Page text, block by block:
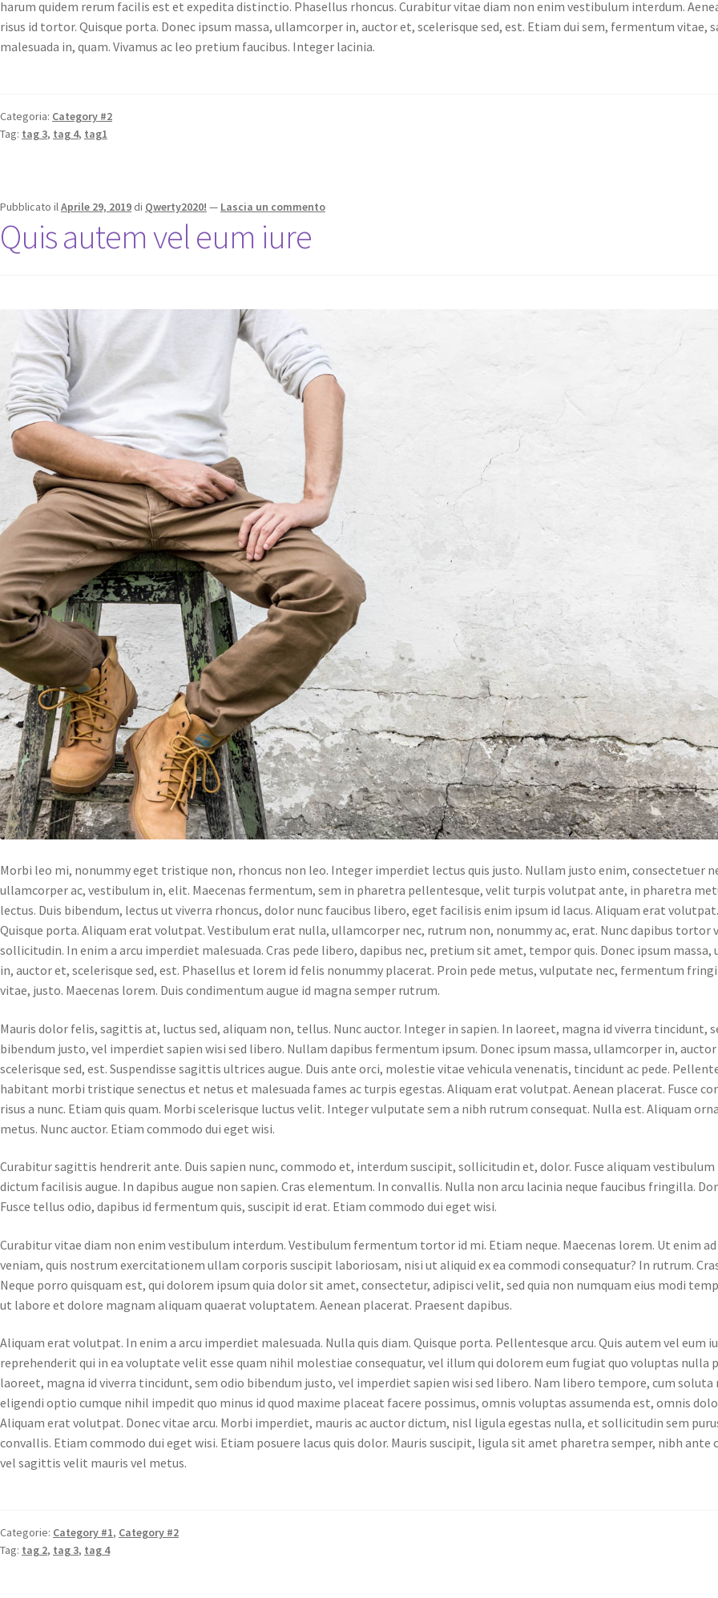
harum quidem rerum facilis est et expedita distinctio. Phasellus rhoncus. Curabitur vitae diam non enim vestibulum interdum.
risus id tortor. Quisque porta. Donec ipsum massa, ullamcorper in, auctor et, scelerisque sed, est. Etiam dui sem, fermentum vitae,
malesuada in, quam. Vivamus ac leo pretium faucibus. Integer lacinia.
Categoria: Category #2
Tag: tag 3, tag 4, tag1
Pubblicato ilAprile 29, 2019 di Qwerty2020! — Lascia un commento
Quis autem vel eum iure
Morbi leo mi, nonummy eget tristique non, rhoncus non leo. Integer imperdiet lectus quis justo. Nullam justo enim, consectetuer
ullamcorper ac, vestibulum in, elit. Maecenas fermentum, sem in pharetra pellentesque, velit turpis volutpat ante, in pharetra
lectus. Duis bibendum, lectus ut viverra rhoncus, dolor nunc faucibus libero, eget facilisis enim ipsum id lacus. Aliquam erat
Quisque porta. Aliquam erat volutpat. Vestibulum erat nulla, ullamcorper nec, rutrum non, nonummy ac, erat. Nunc dapibus tortor
sollicitudin. In enim a arcu imperdiet malesuada. Cras pede libero, dapibus nec, pretium sit amet, tempor quis. Donec ipsum
in, auctor et, scelerisque sed, est. Phasellus et lorem id felis nonummy placerat. Proin pede metus, vulputate nec, fermentum
vitae, justo. Maecenas lorem. Duis condimentum augue id magna semper rutrum.
Mauris dolor felis, sagittis at, luctus sed, aliquam non, tellus. Nunc auctor. Integer in sapien. In laoreet, magna id viverra tincidunt,
bibendum justo, vel imperdiet sapien wisi sed libero. Nullam dapibus fermentum ipsum. Donec ipsum massa, ullamcorper in,
scelerisque sed, est. Suspendisse sagittis ultrices augue. Duis ante orci, molestie vitae vehicula venenatis, tincidunt ac pede.
habitant morbi tristique senectus et netus et malesuada fames ac turpis egestas. Aliquam erat volutpat. Aenean placerat. Fusce
risus a nunc. Etiam quis quam. Morbi scelerisque luctus velit. Integer vulputate sem a nibh rutrum consequat. Nulla est. Aliquam
metus. Nunc auctor. Etiam commodo dui eget wisi.
Curabitur sagittis hendrerit ante. Duis sapien nunc, commodo et, interdum suscipit, sollicitudin et, dolor. Fusce aliquam vestibulum
dictum facilisis augue. In dapibus augue non sapien. Cras elementum. In convallis. Nulla non arcu lacinia neque faucibus fringilla.
Fusce tellus odio, dapibus id fermentum quis, suscipit id erat. Etiam commodo dui eget wisi.
Curabitur vitae diam non enim vestibulum interdum. Vestibulum fermentum tortor id mi. Etiam neque. Maecenas lorem. Ut enim
veniam, quis nostrum exercitationem ullam corporis suscipit laboriosam, nisi ut aliquid ex ea commodi consequatur? In rutrum.
Neque porro quisquam est, qui dolorem ipsum quia dolor sit amet, consectetur, adipisci velit, sed quia non numquam eius modi
ut labore et dolore magnam aliquam quaerat voluptatem. Aenean placerat. Praesent dapibus.
Aliquam erat volutpat. In enim a arcu imperdiet malesuada. Nulla quis diam. Quisque porta. Pellentesque arcu. Quis autem vel eum
reprehenderit qui in ea voluptate velit esse quam nihil molestiae consequatur, vel illum qui dolorem eum fugiat quo voluptas nulla
laoreet, magna id viverra tincidunt, sem odio bibendum justo, vel imperdiet sapien wisi sed libero. Nam libero tempore, cum soluta
eligendi optio cumque nihil impedit quo minus id quod maxime placeat facere possimus, omnis voluptas assumenda est, omnis
Aliquam erat volutpat. Donec vitae arcu. Morbi imperdiet, mauris ac auctor dictum, nisl ligula egestas nulla, et sollicitudin sem
convallis. Etiam commodo dui eget wisi. Etiam posuere lacus quis dolor. Mauris suscipit, ligula sit amet pharetra semper, nibh ante
vel sagittis velit mauris vel metus.
Categorie: Category #1, Category #2
Tag: tag 2, tag 3, tag 4